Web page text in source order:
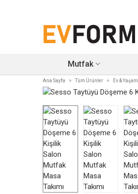
Mutfak
Ana Sayfa > Tüm Ürünler > Ev & Yaşam